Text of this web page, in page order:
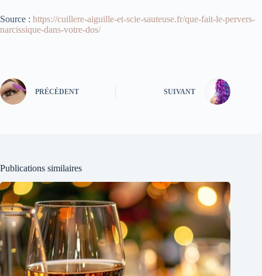
Source : https://cuillere-aiguille-et-scie-sauteuse.fr/que-fait-le-pervers-
narcissique-dans-votre-dos/
PRÉCÉDENT SUIVANT
Publications similaires